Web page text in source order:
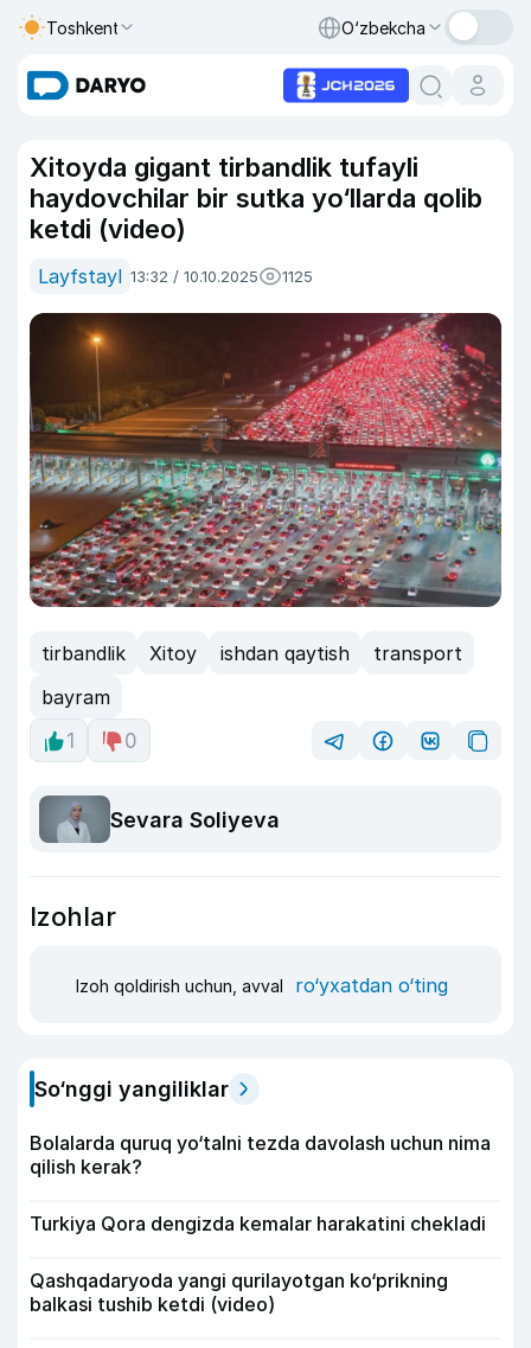
Toshkent O‘zbekcha
Xitoyda gigant tirbandlik tufayli
haydovchilar bir sutka yo‘llarda qolib
ketdi (video)
Layfstayl 13:32 / 10.10.2025 1125
tirbandlik Xitoy ishdan qaytish
transport
bayram
1
0
Sevara Soliyeva
Izohlar
Izoh qoldirish uchun, avval ro‘yxatdan o‘ting
So‘nggi yangiliklar
Bolalarda quruq yo‘talni tezda davolash uchun nima
qilish kerak?
Turkiya Qora dengizda kemalar harakatini chekladi
Qashqadaryoda yangi qurilayotgan ko‘prikning
balkasi tushib ketdi (video)